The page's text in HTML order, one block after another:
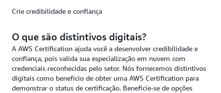
Crie credibilidade e confiança
O que são distintivos digitais?
A AWS Certification ajuda você a desenvolver credibilidade e
confiança, pois valida sua especialização em nuvem com
credenciais reconhecidas pelo setor. Nós fornecemos distintivos
digitais como benefício de obter uma AWS Certification para
demonstrar o status de certificação. Beneficie-se de opções